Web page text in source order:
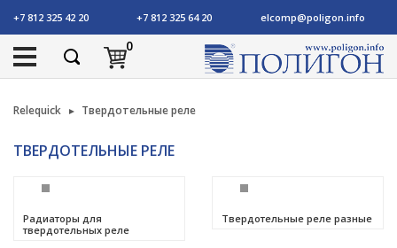
+7 812 325 42 20 +7 812 325 64 20 elcomp@poligon.info
0
Relequick Твердотельные реле
ТВЕРДОТЕЛЬНЫЕ РЕЛЕ
Радиаторы для
твердотельных реле
Твердотельные реле разные